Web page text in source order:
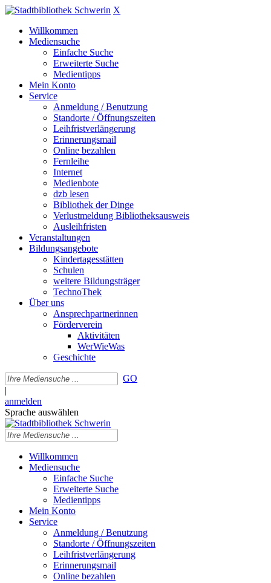
X
Willkommen
Mediensuche
Einfache Suche
Erweiterte Suche
Medientipps
Mein Konto
Service
Anmeldung / Benutzung
Standorte / Öffnungszeiten
Leihfristverlängerung
Erinnerungsmail
Online bezahlen
Fernleihe
Internet
Medienbote
dzb lesen
Bibliothek der Dinge
Verlustmeldung Bibliotheksausweis
Ausleihfristen
Veranstaltungen
Bildungsangebote
Kindertagesstätten
Schulen
weitere Bildungsträger
TechnoThek
Über uns
Ansprechpartnerinnen
Förderverein
Aktivitäten
WerWieWas
Geschichte
GO
|
anmelden
Sprache auswählen
Willkommen
Mediensuche
Einfache Suche
Erweiterte Suche
Medientipps
Mein Konto
Service
Anmeldung / Benutzung
Standorte / Öffnungszeiten
Leihfristverlängerung
Erinnerungsmail
Online bezahlen